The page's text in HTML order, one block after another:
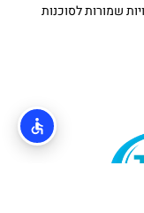
שמורות לסוכנות